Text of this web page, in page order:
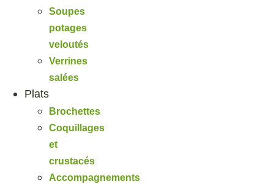
Soupes
potages
veloutés
Verrines
salées
Plats
Brochettes
Coquillages
et
crustacés
Accompagnements